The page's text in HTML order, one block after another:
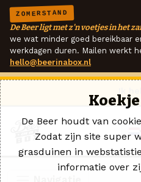
ZOMERSTAND
De Beer ligt met z'n voetjes in het
we wat minder goed bereikbaar
werkdagen duren. Mailen werkt
hello@beerinabox.nl
De Beer houdt van
Zodat zijn site super
grasduinen in
informatie over